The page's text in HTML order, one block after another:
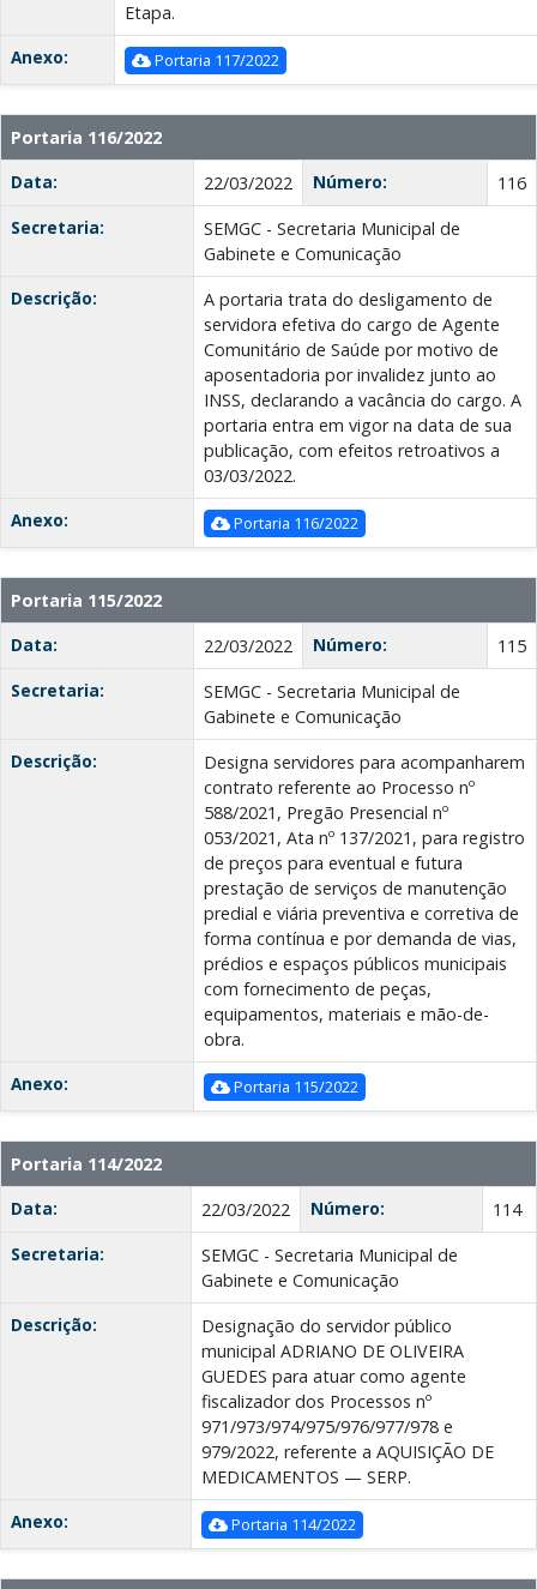
Etapa.
Anexo:
Portaria 117/2022
Portaria 116/2022
Data:
22/03/2022 Número:
116
Secretaria:
SEMGC - Secretaria Municipal de
Gabinete e Comunicação
Descrição:
A portaria trata do desligamento de
servidora efetiva do cargo de Agente
Comunitário de Saúde por motivo de
aposentadoria por invalidez junto ao
INSS, declarando a vacância do cargo. A
portaria entra em vigor na data de sua
publicação, com efeitos retroativos a
03/03/2022.
Anexo:
Portaria 116/2022
Portaria 115/2022
Data:
22/03/2022 Número:
115
Secretaria:
SEMGC - Secretaria Municipal de
Gabinete e Comunicação
Descrição:
Designa servidores para acompanharem
contrato referente ao Processo nº
588/2021, Pregão Presencial nº
053/2021, Ata nº 137/2021, para registro
de preços para eventual e futura
prestação de serviços de manutenção
predial e viária preventiva e corretiva de
forma contínua e por demanda de vias,
prédios e espaços públicos municipais
com fornecimento de peças,
equipamentos, materiais e mão-de-
obra.
Anexo:
Portaria 115/2022
Portaria 114/2022
Data:
22/03/2022 Número:
114
Secretaria:
SEMGC - Secretaria Municipal de
Gabinete e Comunicação
Descrição:
Designação do servidor público
municipal ADRIANO DE OLIVEIRA
GUEDES para atuar como agente
fiscalizador dos Processos nº
971/973/974/975/976/977/978 e
979/2022, referente a AQUISIÇÃO DE
MEDICAMENTOS — SERP.
Anexo:
Portaria 114/2022